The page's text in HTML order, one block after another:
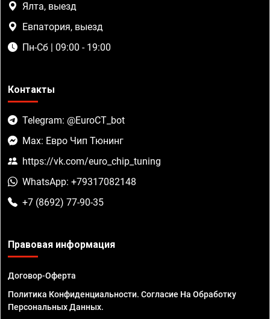
Ялта, выезд
Евпатория, выезд
Пн-Сб | 09:00 - 19:00
Контакты
Telegram: @EuroCT_bot
Max: Евро Чип Тюнинг
https://vk.com/euro_chip_tuning
WhatsApp: +79317082148
+7 (8692) 77-90-35
Правовая информация
Договор-Оферта
Политика Конфиденциальности. Согласие На Обработку
Персональных Данных.